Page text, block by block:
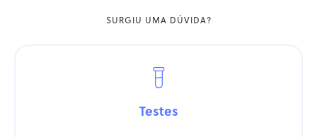
SURGIU UMA DÚVIDA?
Testes